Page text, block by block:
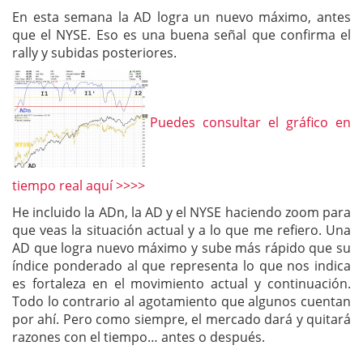
En esta semana la AD logra un nuevo máximo, antes
que el NYSE. Eso es una buena señal que confirma el
rally y subidas posteriores.
Puedes consultar el gráfico en
tiempo real aquí >>>>
He incluido la ADn, la AD y el NYSE haciendo zoom para
que veas la situación actual y a lo que me refiero. Una
AD que logra nuevo máximo y sube más rápido que su
índice ponderado al que representa lo que nos indica
es fortaleza en el movimiento actual y continuación.
Todo lo contrario al agotamiento que algunos cuentan
por ahí. Pero como siempre, el mercado dará y quitará
razones con el tiempo… antes o después.